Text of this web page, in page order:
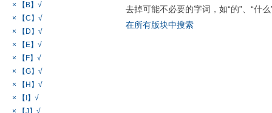
× 【B】√
× 【C】√
× 【D】√
× 【E】√
× 【F】√
× 【G】√
× 【H】√
× 【I】√
× 【J】√
去掉可能不必要的字词，如“的”、“什么
在所有版块中搜索